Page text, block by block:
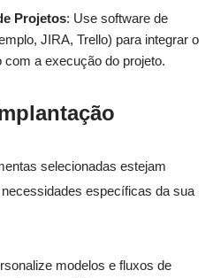
Projetos: Use software de
JIRA, Trello) para integrar o
com a execução do projeto.
selecionadas estejam
específicas da sua
modelos e fluxos de